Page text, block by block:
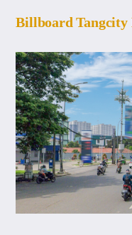
Billboard